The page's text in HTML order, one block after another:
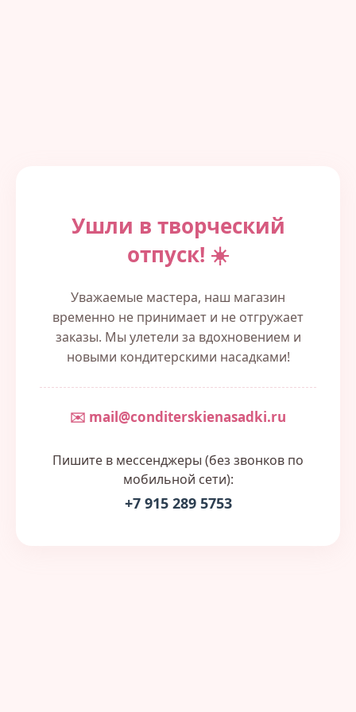
Ушли в творческий
отпуск! ☀️
Уважаемые мастера, наш магазин
временно не принимает и не отгружает
заказы. Мы улетели за вдохновением и
новыми кондитерскими насадками!
✉️ mail@conditerskienasadki.ru
Пишите в мессенджеры (без звонков по
мобильной сети):
+7 915 289 5753